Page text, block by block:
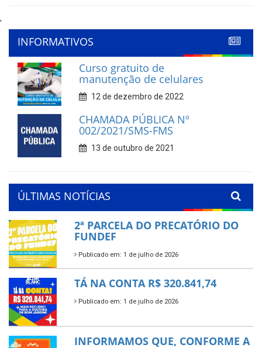
'
INFORMATIVOS
Curso gratuito de
manutenção de celulares
12 de dezembro de 2022
CHAMADA PÚBLICA Nº
002/2021/SMS-FMS
13 de outubro de 2021
ÚLTIMAS NOTÍCIAS
2ª PARCELA DO PRECATÓRIO DO
FUNDEF
Publicado em: 1 de julho de 2026
TÁ NA CONTA R$ 320.841,74
Publicado em: 1 de julho de 2026
INFORMAMOS QUE, CONFORME A